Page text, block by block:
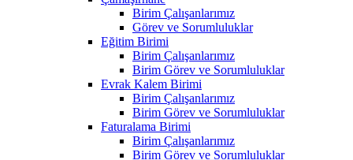
Birim Çalışanlarımız
Görev ve Sorumluluklar
Eğitim Birimi
Birim Çalışanlarımız
Birim Görev ve Sorumluluklar
Evrak Kalem Birimi
Birim Çalışanlarımız
Birim Görev ve Sorumluluklar
Faturalama Birimi
Birim Çalışanlarımız
Birim Görev ve Sorumluluklar